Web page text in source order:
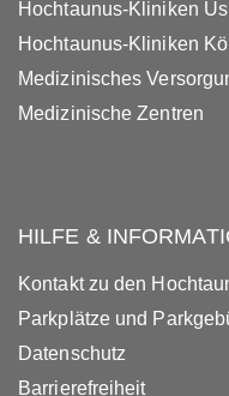
Hochtaunus-Kliniken
Hochtaunus-Kliniken
Medizinisches
Medizinische Zentren
HILFE &
Kontakt zu den
Parkplätze und
Datenschutz
Barrierefreiheit